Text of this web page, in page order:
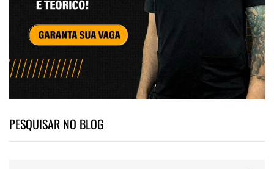
PESQUISAR NO BLOG